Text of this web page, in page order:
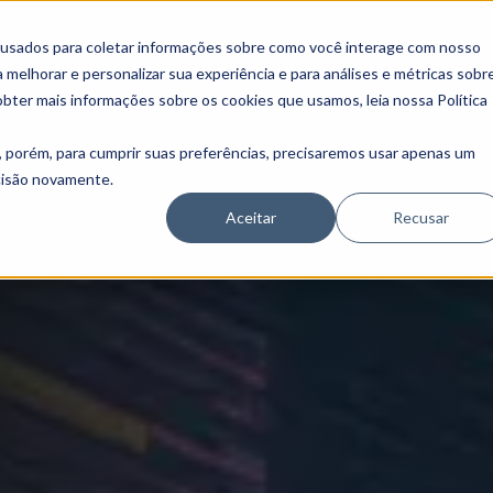
para coletar informações sobre como você interage com nosso
e personalizar sua experiência e para análises e métricas
mais informações sobre os cookies que usamos, leia nossa Política
para cumprir suas preferências, precisaremos usar apenas um
novamente.
Aceitar Recusar